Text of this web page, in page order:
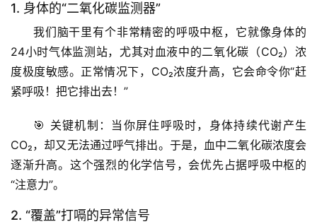
首
页
1. 身体的“二氧化碳监测器”
我们脑干里有个非常精密的呼吸中枢 ，它就像身体的
24小时气体监测站，尤其对血液中的二氧化碳（CO₂）浓
度极度敏感。正常情况下，CO₂浓度升高，它会命令你“赶
紧呼吸！把它排出去！”
🎯 关键机制 ：当你屏住呼吸时，身体持续代谢产生
CO₂，却又无法通过呼气排出。于是， 血中二氧化碳浓度会
逐渐升高。这个强烈的化学信号，会优先占据呼吸中枢的
“注意力”。
2. “覆盖”打嗝的异常信号